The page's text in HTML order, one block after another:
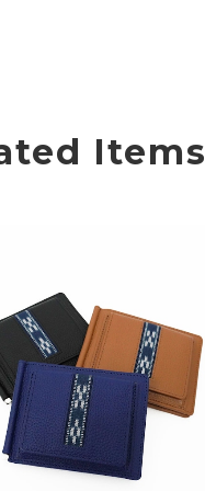
Items